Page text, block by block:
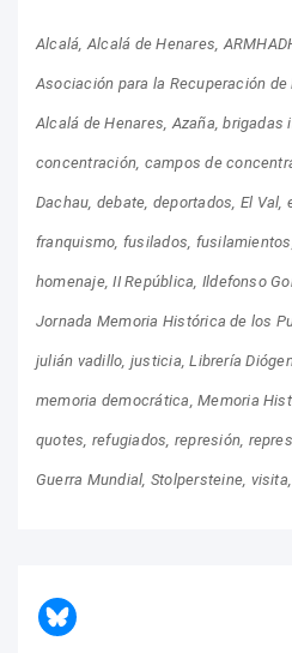
Alcalá Alcalá de Henares
Asociación para la Recuperación
Alcalá de Henares Azaña brigadas
concentración campos de
Dachau debate deportados El Val
franquismo fusilados fusilamientos
homenaje II República Ildefonso
Jornada Memoria Histórica de los
julián vadillo justicia Librería
memoria democrática Memoria
quotes refugiados represión
Guerra Mundial Stolpersteine visita